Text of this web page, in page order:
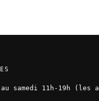
au samedi 11h-19h (les